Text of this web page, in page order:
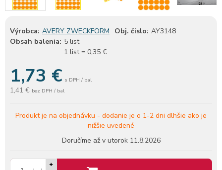
Výrobca: AVERY ZWECKFORM Obj. čislo: AY3148
Obsah balenia: 5 list
1 list = 0,35 €
1,73 € s DPH / bal
1,41 € bez DPH / bal
Produkt je na objednávku - dodanie je o 1-2 dni dlhšie ako je
nižšie uvedené
Doručíme až v utorok 11.8.2026